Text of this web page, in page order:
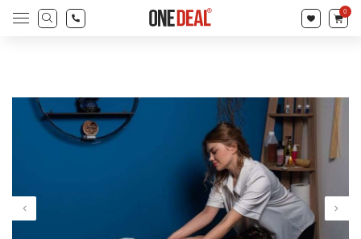
товаров
Поиск
товаров
0